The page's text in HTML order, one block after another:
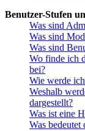
Benutzer-Stufen
Was sind
Was sind
Was sind
Wo finde ich
bei?
Wie werde
Weshalb
dargestellt?
Was ist eine
Was bedeutet